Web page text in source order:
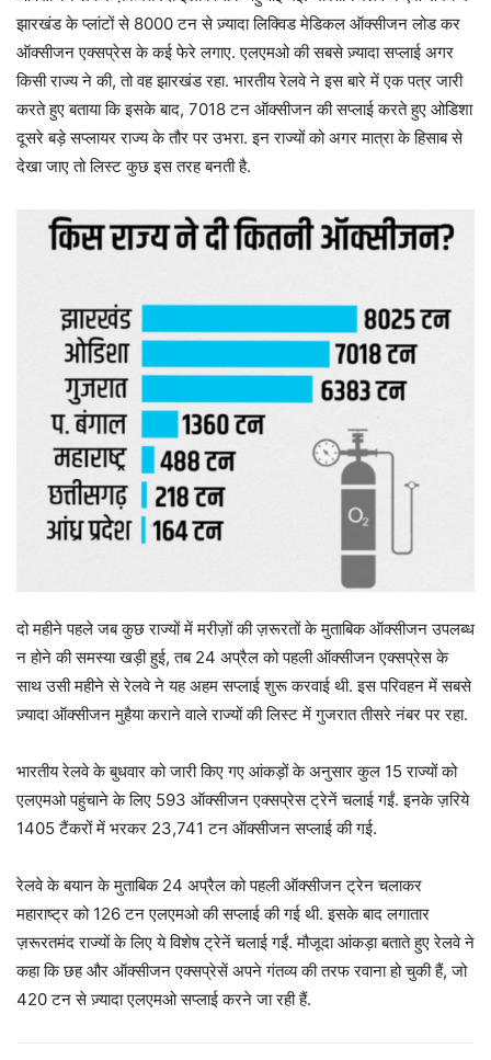
झारखंड के प्लांटों से 8000 टन से ज़्यादा लिक्विड मेडिकल ऑक्सीजन लोड कर
ऑक्सीजन एक्सप्रेस के कई फेरे लगाए. एलएमओ की सबसे ज़्यादा सप्लाई अगर
किसी राज्य ने की, तो वह झारखंड रहा. भारतीय रेलवे ने इस बारे में एक पत्र जारी
करते हुए बताया कि इसके बाद, 7018 टन ऑक्सीजन की सप्लाई करते हुए ओडिशा
दूसरे बड़े सप्लायर राज्य के तौर पर उभरा. इन राज्यों को अगर मात्रा के हिसाब से
देखा जाए तो लिस्ट कुछ इस तरह बनती है.
दो महीने पहले जब कुछ राज्यों में मरीज़ों की ज़रूरतों के मुताबिक ऑक्सीजन उपलब्ध
न होने की समस्या खड़ी हुई, तब 24 अप्रैल को पहली ऑक्सीजन एक्सप्रेस के
साथ उसी महीने से रेलवे ने यह अहम सप्लाई शुरू करवाई थी. इस परिवहन में सबसे
ज़्यादा ऑक्सीजन मुहैया कराने वाले राज्यों की लिस्ट में गुजरात तीसरे नंबर पर रहा.
भारतीय रेलवे के बुधवार को जारी किए गए आंकड़ों के अनुसार कुल 15 राज्यों को
एलएमओ पहुंचाने के लिए 593 ऑक्सीजन एक्सप्रेस ट्रेनें चलाई गईं. इनके ज़रिये
1405 टैंकरों में भरकर 23,741 टन ऑक्सीजन सप्लाई की गई.
रेलवे के बयान के मुताबिक 24 अप्रैल को पहली ऑक्सीजन ट्रेन चलाकर
महाराष्ट्र को 126 टन एलएमओ की सप्लाई की गई थी. इसके बाद लगातार
ज़रूरतमंद राज्यों के लिए ये विशेष ट्रेनें चलाई गईं. मौजूदा आंकड़ा बताते हुए रेलवे ने
कहा कि छह और ऑक्सीजन एक्सप्रेसें अपने गंतव्य की तरफ रवाना हो चुकी हैं, जो
420 टन से ज़्यादा एलएमओ सप्लाई करने जा रही हैं.